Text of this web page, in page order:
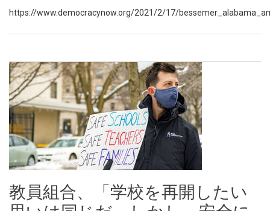
https://www.democracynow.org/2021/2/17/
教員組合、「学校を再開したい